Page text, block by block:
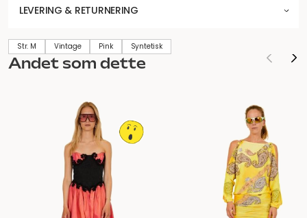
LEVERING & RETURNERING
Str. M Vintage Pink Syntetisk
Andet som dette